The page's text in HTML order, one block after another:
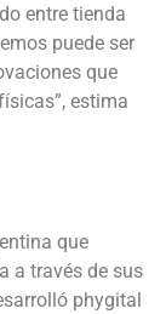
entre tienda
puede ser
que
estima
que
a través de sus
phygital